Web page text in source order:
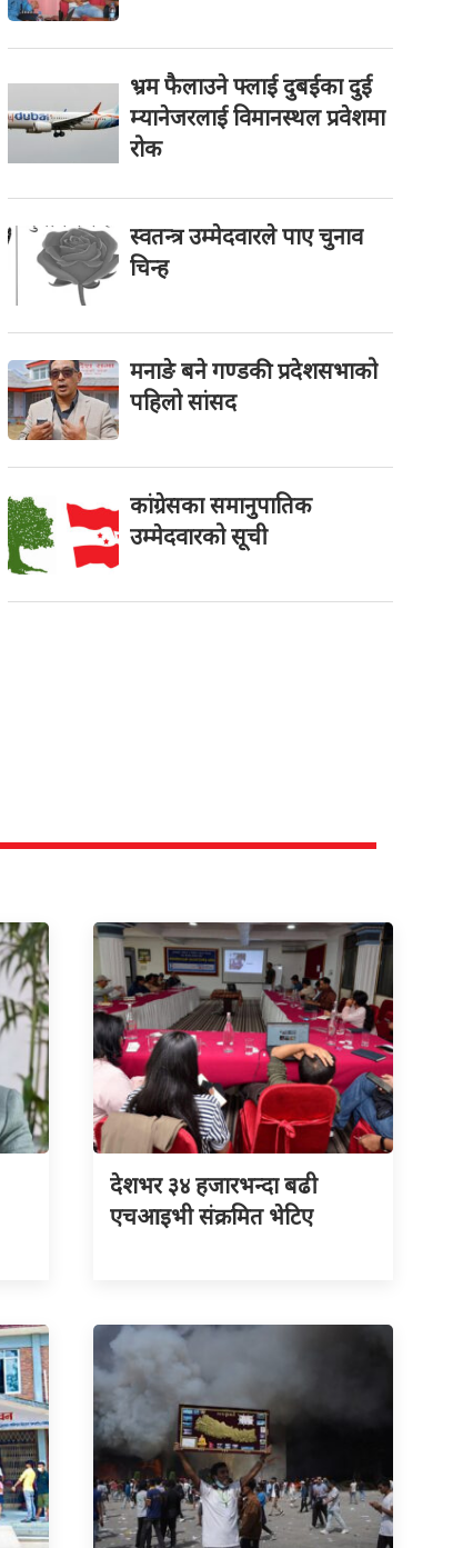
भ्रम फैलाउने फ्लाई दुबईका दुई
म्यानेजरलाई विमानस्थल प्रवेशमा
रोक
स्वतन्त्र उम्मेदवारले पाए चुनाव
चिन्ह
मनाङे बने गण्डकी प्रदेशसभाको
पहिलो सांसद
कांग्रेसका समानुपातिक
उम्मेदवारको सूची
देशभर ३४ हजारभन्दा बढी
एचआइभी संक्रमित भेटिए